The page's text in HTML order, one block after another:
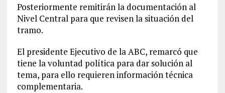
Posteriormente remitirán la documentación al
Nivel Central para que revisen la situación del
tramo.
El presidente Ejecutivo de la ABC, remarcó que
tiene la voluntad política para dar solución al
tema, para ello requieren información técnica
complementaria.